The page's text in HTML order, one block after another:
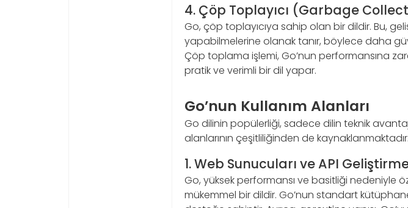
4. Çöp Toplayıcı (Garbage
Go, çöp toplayıcıya sahip olan bir dildir. Bu,
yapabilmelerine olanak tanır, böylece daha
Çöp toplama işlemi, Go’nun performansına
pratik ve verimli bir dil yapar.
Go’nun Kullanım Alanları
Go dilinin popülerliği, sadece dilin teknik
alanlarının çeşitliliğinden de
1. Web Sunucuları ve API
Go, yüksek performansı ve basitliği nedeniyle
mükemmel bir dildir. Go’nun standart